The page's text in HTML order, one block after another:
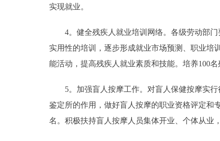
实现就业。
4。健全残疾人就业培训网络。各级劳动部门
实用性的培训，逐步形成就业市场预测、职业培
能活动，提高残疾人就业素质和技能。培养100
5。加强盲人按摩工作。对盲人保健按摩实行
鉴定所的作用，做好盲人按摩的职业资格评定和
名。积极扶持盲人按摩人员集体开业、个体从业